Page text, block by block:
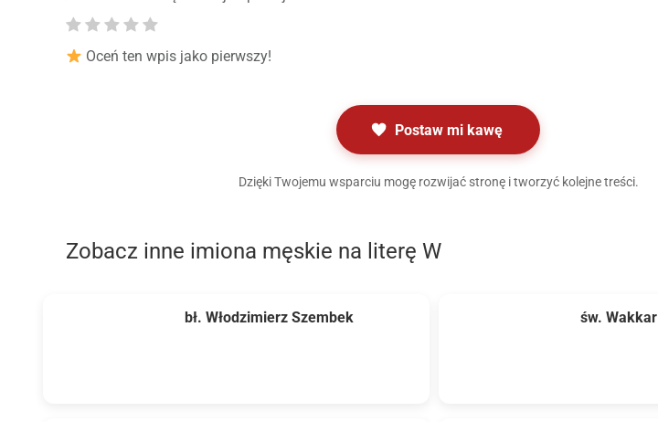
Oceń ten wpis jako pierwszy!
Postaw mi kawę
Dzięki Twojemu wsparciu mogę rozwijać stronę i tworzyć kolejne treści.
Zobacz inne imiona męskie na literę W
bł. Włodzimierz Szembek św. Wakkar